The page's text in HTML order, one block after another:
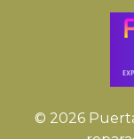
© 2026